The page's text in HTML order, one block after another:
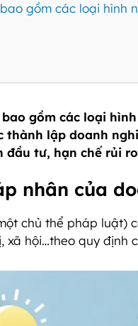
gồm các loại hình
gồm các loại
thành lập doanh
đầu tư, hạn chế rủi
nhân của
chủ thể pháp luật)
xã hội…theo quy định